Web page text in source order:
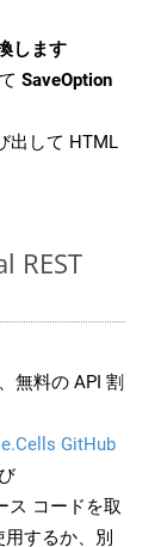
します
SaveOption
出して HTML
REST
無料の API 割
GitHub
ス コードを取
するか、別